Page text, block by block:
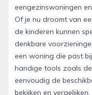
eengezinswoningen
Of je nu droomt van
de kinderen kunnen
denkbare
een woning die past
handige tools zoals
eenvoudig de
bekijken en vergelijken.